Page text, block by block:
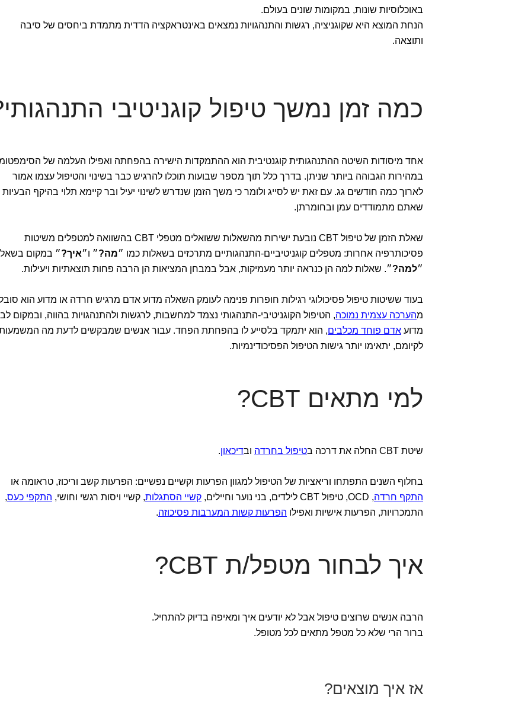
באוכלוסיות שונות, במקומות שונים בעולם.
הנחת המוצא היא שקוגניציה, רגשות והתנהגויות נמצאים באינטראקציה הדדית מתמדת ביחסים של סיבה
ותוצאה.
כמה זמן נמשך טיפול קוגניטיבי
אחד מיסודות השיטה ההתנהגותית קוגנטיבית הוא ההתמקדות הישירה בהפחתה ואפילו העלמה של
במהירות הגבוהה ביותר שניתן. בדרך כלל תוך מספר שבועות תוכלו להרגיש כבר בשינוי והטיפול עצמו אמור
לארוך כמה חודשים גג. עם זאת יש לסייג ולומר כי משך הזמן שנדרש לשינוי יעיל ובר קיימא תלוי בהיקף הבעיות
שאתם מתמודדים עמן ובחומרתן.
שאלת הזמן של טיפול CBT נובעת ישירות מהשאלות ששואלים מטפלי CBT בהשוואה למטפלים משיטות
פסיכותרפיה אחרות: מטפלים קוגניטיביים-התנהגותיים מתרכזים בשאלות כמו ״מה?״ ו״איך?״ במקום
״למה?״. שאלות למה הן כנראה יותר מעמיקות, אבל במבחן המציאות הן הרבה פחות תוצאתיות ויעילות.
בעוד ששיטות טיפול פסיכולוגי רגילות חופרות פנימה לעומק השאלה מדוע אדם מרגיש חרדה או מדוע הוא
מהערכה עצמית נמוכה, הטיפול הקוגניטיבי-התנהגותי נצמד למחשבות, לרגשות ולהתנהגויות בהווה, ובמקום
מדוע אדם פוחד מכלבים, הוא יתמקד בלסייע לו בהפחתת הפחד. עבור אנשים שמבקשים לדעת מה
לקיומם, יתאימו יותר גישות הטיפול הפסיכודינמיות.
למי מתאים CBT?
שיטת CBT החלה את דרכה ב טיפול בחרדה ובדיכאון.
בחלוף השנים התפתחו וריאציות של הטיפול למגוון הפרעות וקשיים נפשיים: הפרעות קשב וריכוז, טראומה או
התקף חרדה, OCD, טיפול CBT לילדים, בני נוער וחיילים, קשיי הסתגלות, קשיי ויסות רגשי וחושי, התקפי כעס,
התמכרויות, הפרעות אישיות ואפילו הפרעות קשות המערבות פסיכוזה.
איך לבחור מטפל/ת CBT?
הרבה אנשים שרוצים טיפול אבל לא יודעים איך ומאיפה בדיוק להתחיל.
ברור הרי שלא כל מטפל מתאים לכל מטופל.
אז איך מוצאים?